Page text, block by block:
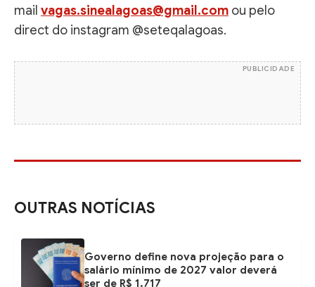
mail vagas.sinealagoas@gmail.com ou pelo
direct do instagram @seteqalagoas.
PUBLICIDADE
OUTRAS NOTÍCIAS
Governo define nova projeção para o
salário mínimo de 2027 valor deverá
ser de R$ 1.717